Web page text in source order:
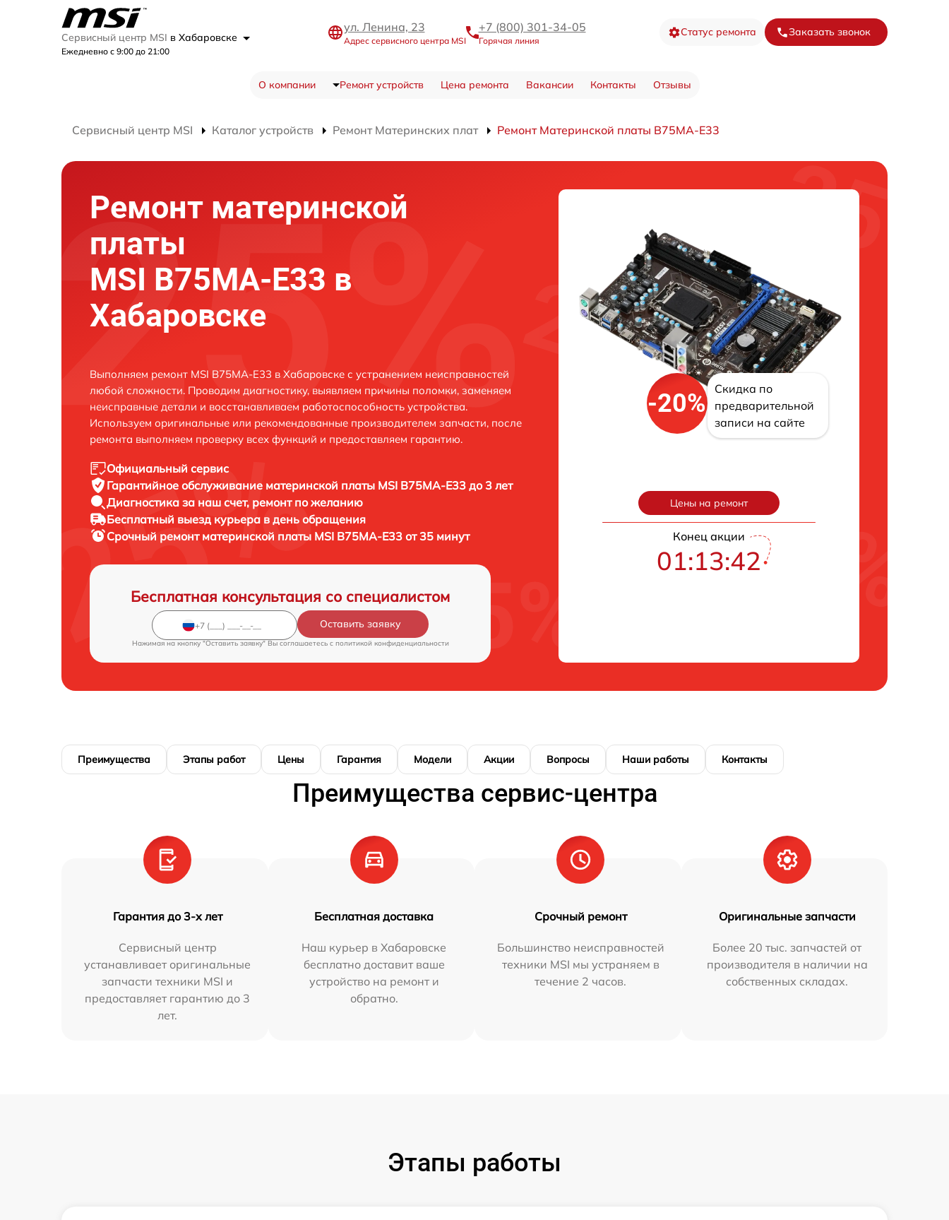
Сервисный центр MSI в Хабаровске
Ежедневно с 9:00 до 21:00
ул. Ленина, 23
Адрес сервисного центра MSI
+7 (800) 301-34-05
Горячая линия
Статус ремонта Заказать звонок
О компании Ремонт устройств Цена ремонта Вакансии Контакты Отзывы
Сервисный центр MSI Каталог устройств Ремонт Материнских плат Ремонт Материнской платы B75MA-E33
Ремонт материнской
платы
MSI B75MA-E33 в
Хабаровске
Выполняем ремонт MSI B75MA-E33 в Хабаровске с устранением неисправностей
любой сложности. Проводим диагностику, выявляем причины поломки, заменяем
неисправные детали и восстанавливаем работоспособность устройства.
Используем оригинальные или рекомендованные производителем запчасти, после
ремонта выполняем проверку всех функций и предоставляем гарантию.
Официальный сервис
Гарантийное обслуживание материнской платы MSI B75MA-E33 до 3 лет
Диагностика за наш счет, ремонт по желанию
Бесплатный выезд курьера в день обращения
Срочный ремонт материнской платы MSI B75MA-E33 от 35 минут
Бесплатная консультация со специалистом
Оставить заявку
Нажимая на кнопку "Оставить заявку" Вы соглашаетесь c политикой конфиденциальности
-20%
Скидка по
предварительной
записи на сайте
Цены на ремонт
Конец акции
01:13:42
Преимущества Этапы работ Цены Гарантия Модели Акции Вопросы Наши работы Контакты
Преимущества сервис-центра
Гарантия до 3-х лет
Сервисный центр
устанавливает оригинальные
запчасти техники MSI и
предоставляет гарантию до 3
лет.
Бесплатная доставка
Наш курьер в Хабаровске
бесплатно доставит ваше
устройство на ремонт и
обратно.
Срочный ремонт
Большинство неисправностей
техники MSI мы устраняем в
течение 2 часов.
Оригинальные запчасти
Более 20 тыс. запчастей от
производителя в наличии на
собственных складах.
Этапы работы